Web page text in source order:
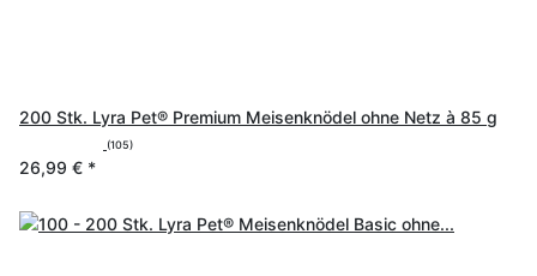
200 Stk. Lyra Pet® Premium Meisenknödel ohne Netz à 85 g
(105)
26,99 € *